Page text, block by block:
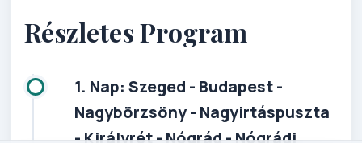
Részletes Program
1. Nap: Szeged - Budapest -
Nagybörzsöny - Nagyirtáspuszta
- Királyrét - Nógrád - Nógrádi